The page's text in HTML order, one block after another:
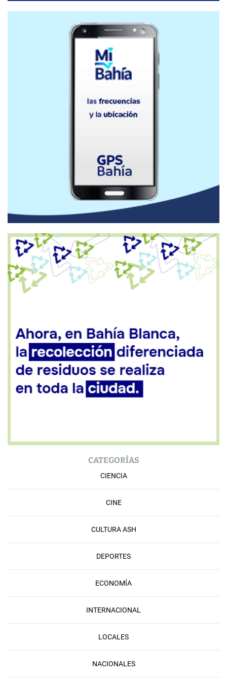
CATEGORÍAS
CIENCIA
CINE
CULTURA ASH
DEPORTES
ECONOMÍA
INTERNACIONAL
LOCALES
NACIONALES